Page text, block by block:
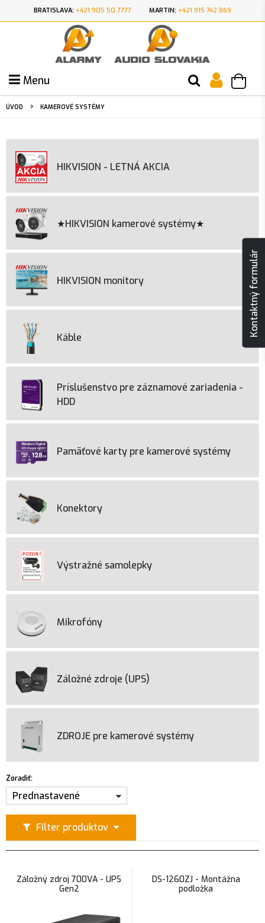
BRATISLAVA: +421 905 50 7777 MARTIN: +421 915 742 869
Menu
ÚVOD KAMEROVÉ SYSTÉMY
HIKVISION - LETNÁ AKCIA
★HIKVISION kamerové systémy★
HIKVISION monitory
Káble
Príslušenstvo pre záznamové zariadenia -
HDD
Pamäťové karty pre kamerové systémy
Konektory
Výstražné samolepky
Mikrofóny
Záložné zdroje (UPS)
ZDROJE pre kamerové systémy
Filter produktov
Zoradiť:
Prednastavené
Záložný zdroj 700VA - UPS
Gen2
DS-1260ZJ - Montážna
podložka
Kontaktný formulár